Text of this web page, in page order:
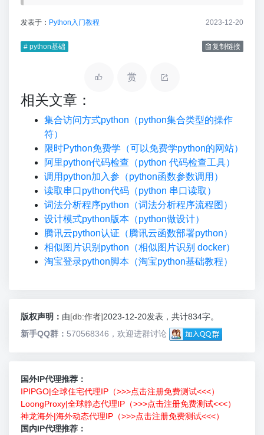
发表于： Python入门教程 2023-12-20
# python基础 复制链接
赏
相关文章：
集合访问方式python（python集合类型的操作
符）
限时Python免费学（可以免费学python的网站）
阿里python代码检查（python 代码检查工具）
调用python加入参（python函数参数调用）
读取串口python代码（python 串口读取）
词法分析程序python（词法分析程序流程图）
设计模式python版本（python做设计）
腾讯云python认证（腾讯云函数部署python）
相似图片识别python（相似图片识别 docker）
淘宝登录python脚本（淘宝python基础教程）
版权声明： 由[db:作者]2023-12-20发表，共计834字。
新手QQ群： 570568346，欢迎进群讨论
国外IP代理推荐：
IPIPGO|全球住宅代理IP（>>>点击注册免费测试<<<）
LoongProxy|全球静态代理IP（>>>点击注册免费测试<<<）
神龙海外|海外动态代理IP（>>>点击注册免费测试<<<）
国内IP代理推荐：